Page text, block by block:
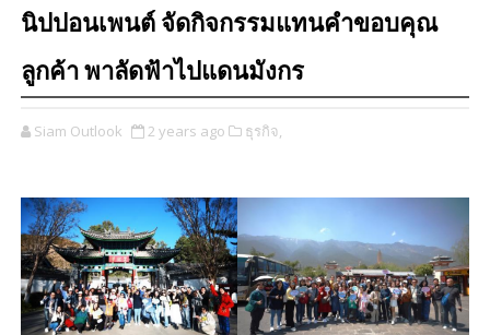
นิปปอนเพนต์ จัดกิจกรรมแทนคำขอบคุณ
ลูกค้า พาลัดฟ้าไปแดนมังกร
Siam Outlook 2 years ago ธุรกิจ,